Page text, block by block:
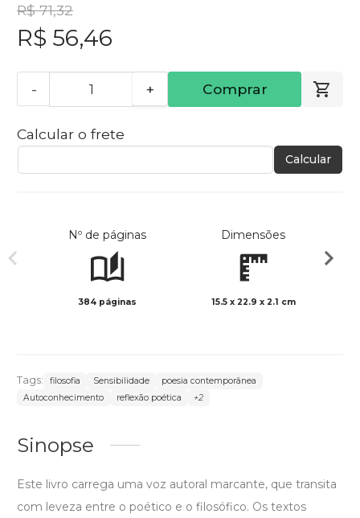
R$ 71,32
R$ 56,46
- + Comprar
Calcular o frete
Calcular
Nº de páginas
384 páginas
Dimensões
15.5 x 22.9 x 2.1 cm
Tags: filosofia Sensibilidade
poesia contemporânea
Autoconhecimento
reflexão poética +2
Sinopse
Este livro carrega uma voz autoral marcante, que transita
com leveza entre o poético e o filosófico. Os textos